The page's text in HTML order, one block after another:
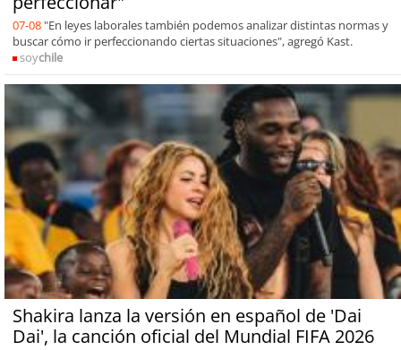
07-08 "En leyes laborales también podemos analizar distintas normas y
buscar cómo ir perfeccionando ciertas situaciones", agregó Kast.
soychile
Shakira lanza la versión en español de 'Dai
Dai', la canción oficial del Mundial FIFA 2026